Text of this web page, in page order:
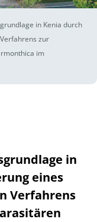
in Kenia durch
zur
im
in
eines
Verfahrens